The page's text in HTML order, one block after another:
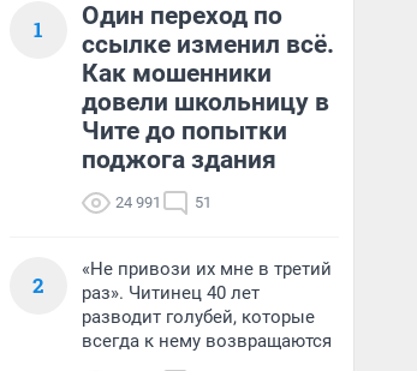
1
Один переход по
ссылке изменил всё.
Как мошенники
довели школьницу в
Чите до попытки
поджога здания
24 991 51
2
«Не привози их мне в третий
раз». Читинец 40 лет
разводит голубей, которые
всегда к нему возвращаются